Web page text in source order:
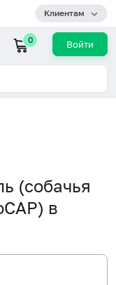
Клиентам
0 Войти
(собачья
в